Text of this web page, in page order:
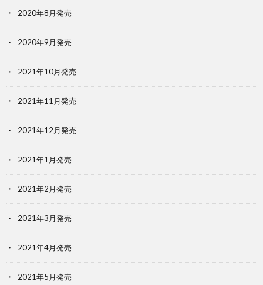
2020年8月発売
2020年9月発売
2021年10月発売
2021年11月発売
2021年12月発売
2021年1月発売
2021年2月発売
2021年3月発売
2021年4月発売
2021年5月発売